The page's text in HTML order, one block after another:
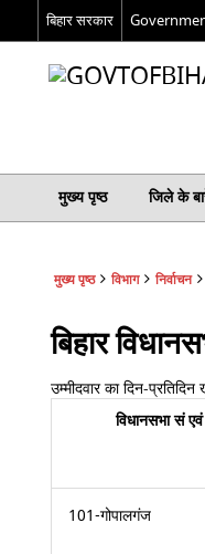
बिहार सरकार
मुख्य पृष्ठ जिले के
मुख्य पृष्ठ विभाग निर्वाचन
बिहार
उम्मीदवार का दिन-
विधानसभा सं
101-गोपालगंज